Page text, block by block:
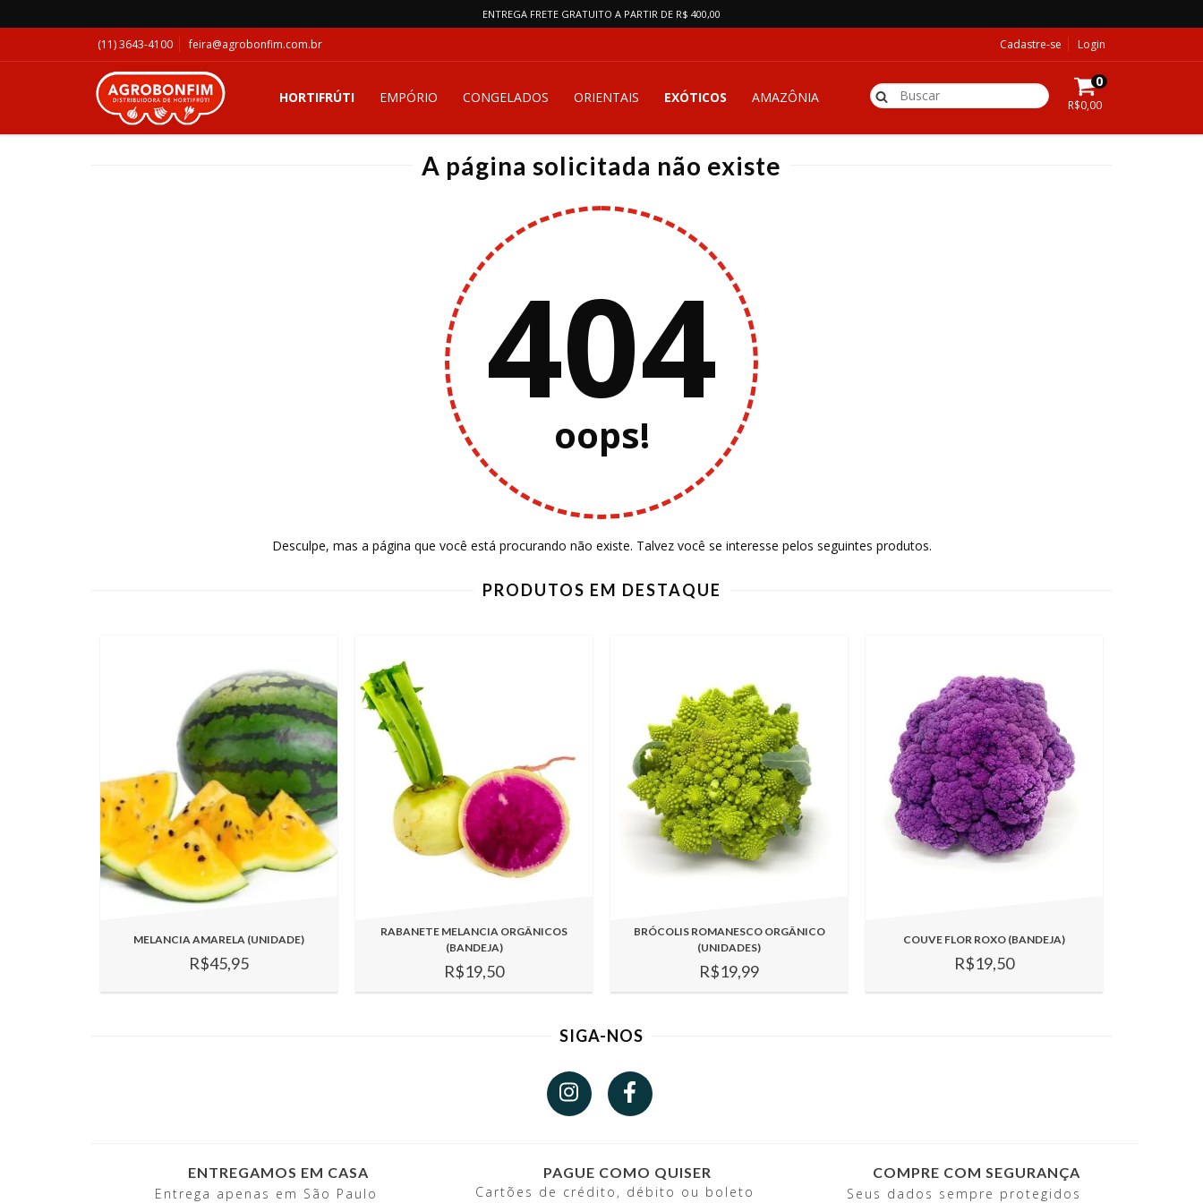
ENTREGA FRETE GRATUITO A PARTIR DE R$ 400,00
(11) 3643-4100 feira@agrobonfim.com.br Cadastre-se Login
HORTIFRÚTI EMPÓRIO CONGELADOS ORIENTAIS EXÓTICOS AMAZÔNIA
0
R$0,00
A página solicitada não existe
404
oops!
Desculpe, mas a página que você está procurando não existe. Talvez você se interesse pelos seguintes produtos.
PRODUTOS EM DESTAQUE
MELANCIA AMARELA (UNIDADE)
R$45,95
RABANETE MELANCIA ORGÂNICOS
(BANDEJA)
R$19,50
BRÓCOLIS ROMANESCO ORGÂNICO
(UNIDADES)
R$19,99
COUVE FLOR ROXO (BANDEJA)
R$19,50
SIGA-NOS
ENTREGAMOS EM CASA
Entrega apenas em São Paulo
PAGUE COMO QUISER
Cartões de crédito, débito ou boleto
COMPRE COM SEGURANÇA
Seus dados sempre protegidos